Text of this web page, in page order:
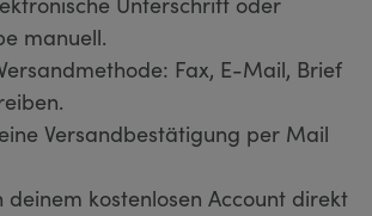
manuell.
Fax, E-Mail, Brief
Versandbestätigung per Mail
deinem kostenlosen Account direkt